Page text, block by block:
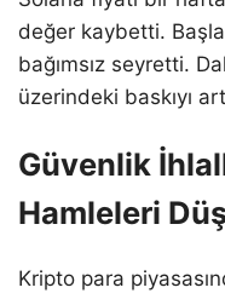
değer kaybetti.
bağımsız seyretti.
üzerindeki baskıyı
Güvenlik
Hamleleri
Kripto para